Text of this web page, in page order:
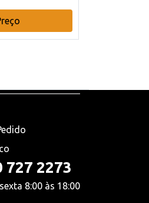
727 2273
8:00 às 18:00